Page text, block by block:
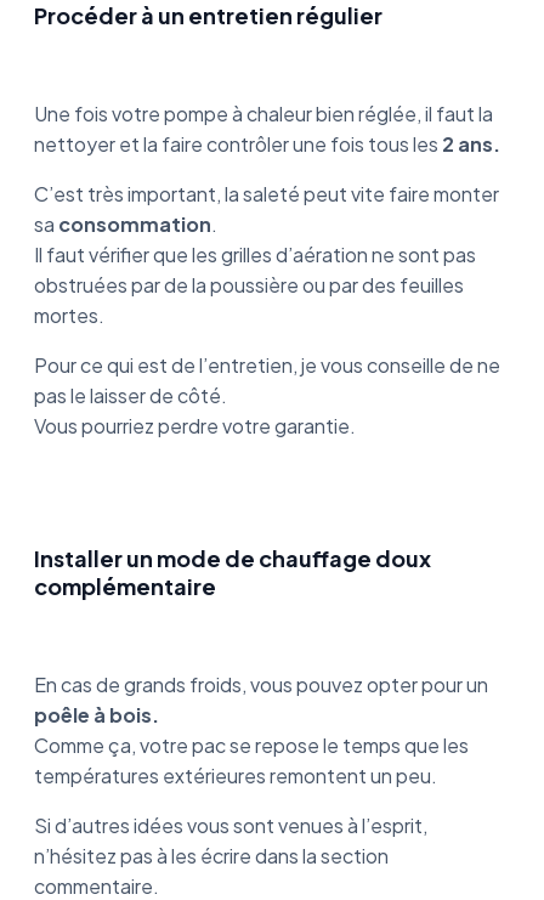
Procéder à un entretien régulier
Une fois votre pompe à chaleur bien réglée, il faut la
nettoyer et la faire contrôler une fois tous les 2 ans.
C’est très important, la saleté peut vite faire monter
sa consommation.
Il faut vérifier que les grilles d’aération ne sont pas
obstruées par de la poussière ou par des feuilles
mortes.
Pour ce qui est de l’entretien, je vous conseille de ne
pas le laisser de côté.
Vous pourriez perdre votre garantie.
Installer un mode de chauffage doux
complémentaire
En cas de grands froids, vous pouvez opter pour un
poêle à bois.
Comme ça, votre pac se repose le temps que les
températures extérieures remontent un peu.
Si d’autres idées vous sont venues à l’esprit,
n’hésitez pas à les écrire dans la section
commentaire.